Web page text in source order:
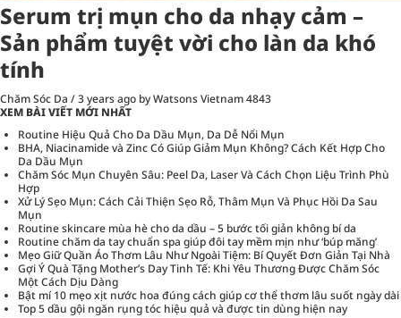
Serum trị mụn cho da nhạy cảm –
Sản phẩm tuyệt vời cho làn da khó
tính
Chăm Sóc Da /3 years ago by Watsons Vietnam4843
XEM BÀI VIẾT MỚI NHẤT
Routine Hiệu Quả Cho Da Dầu Mụn, Da Dễ Nổi Mụn
BHA, Niacinamide và Zinc Có Giúp Giảm Mụn Không? Cách Kết Hợp Cho
Da Dầu Mụn
Chăm Sóc Mụn Chuyên Sâu: Peel Da, Laser Và Cách Chọn Liệu Trình Phù
Hợp
Xử Lý Sẹo Mụn: Cách Cải Thiện Sẹo Rỗ, Thâm Mụn Và Phục Hồi Da Sau
Mụn
Routine skincare mùa hè cho da dầu – 5 bước tối giản không bí da
Routine chăm da tay chuẩn spa giúp đôi tay mềm mịn như ‘búp măng’
Mẹo Giữ Quần Áo Thơm Lâu Như Ngoài Tiệm: Bí Quyết Đơn Giản Tại Nhà
Gợi Ý Quà Tặng Mother’s Day Tinh Tế: Khi Yêu Thương Được Chăm Sóc
Một Cách Dịu Dàng
Bật mí 10 mẹo xịt nước hoa đúng cách giúp cơ thể thơm lâu suốt ngày dài
Top 5 dầu gội ngăn rụng tóc hiệu quả và được tin dùng hiện nay